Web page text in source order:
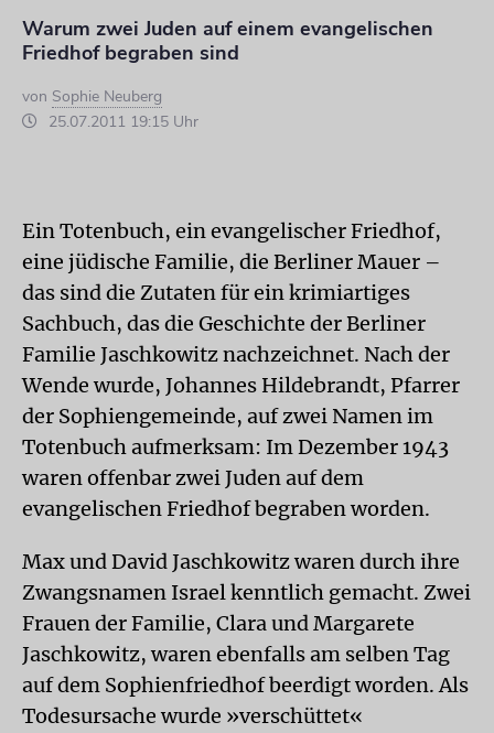
Warum zwei Juden auf einem evangelischen
Friedhof begraben sind
von Sophie Neuberg
25.07.2011 19:15 Uhr
Ein Totenbuch, ein evangelischer Friedhof,
eine jüdische Familie, die Berliner Mauer –
das sind die Zutaten für ein krimiartiges
Sachbuch, das die Geschichte der Berliner
Familie Jaschkowitz nachzeichnet. Nach der
Wende wurde, Johannes Hildebrandt, Pfarrer
der Sophiengemeinde, auf zwei Namen im
Totenbuch aufmerksam: Im Dezember 1943
waren offenbar zwei Juden auf dem
evangelischen Friedhof begraben worden.
Max und David Jaschkowitz waren durch ihre
Zwangsnamen Israel kenntlich gemacht. Zwei
Frauen der Familie, Clara und Margarete
Jaschkowitz, waren ebenfalls am selben Tag
auf dem Sophienfriedhof beerdigt worden. Als
Todesursache wurde »verschüttet«